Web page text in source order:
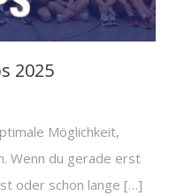
2025
Möglichkeit,
Wenn du gerade erst
oder schon lange […]